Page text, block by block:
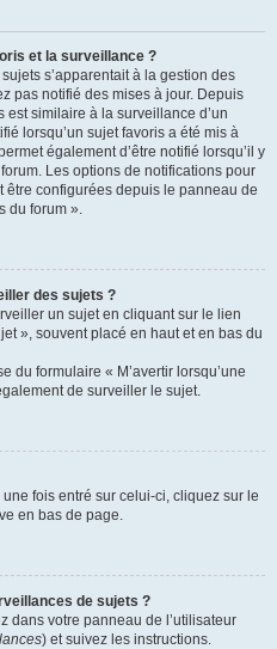
et la surveillance ?
s’apparentait à la gestion des
pas notifié des mises à jour. Depuis
similaire à la surveillance d’un
lorsqu’un sujet favoris a été mis à
également d’être notifié lorsqu’il y
Les options de notifications pour
configurées depuis le panneau de
du forum ».
des sujets ?
un sujet en cliquant sur le lien
», souvent placé en haut et en bas du
du formulaire « M’avertir lorsqu’une
de surveiller le sujet.
fois entré sur celui-ci, cliquez sur le
en bas de page.
de sujets ?
dans votre panneau de l’utilisateur
) et suivez les instructions.